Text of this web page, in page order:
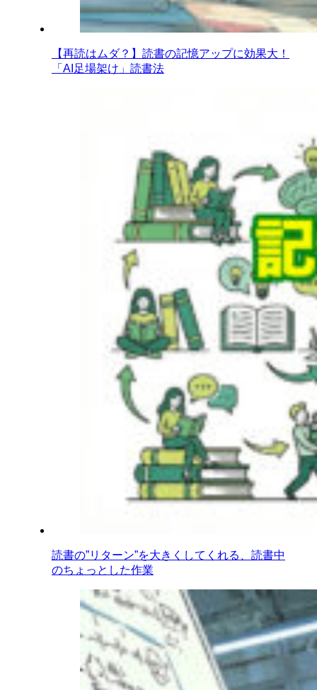
【再読はムダ？】読書の記憶アップに効果大！
「AI足場架け」読書法
読書の”リターン”を大きくしてくれる、読書中
のちょっとした作業